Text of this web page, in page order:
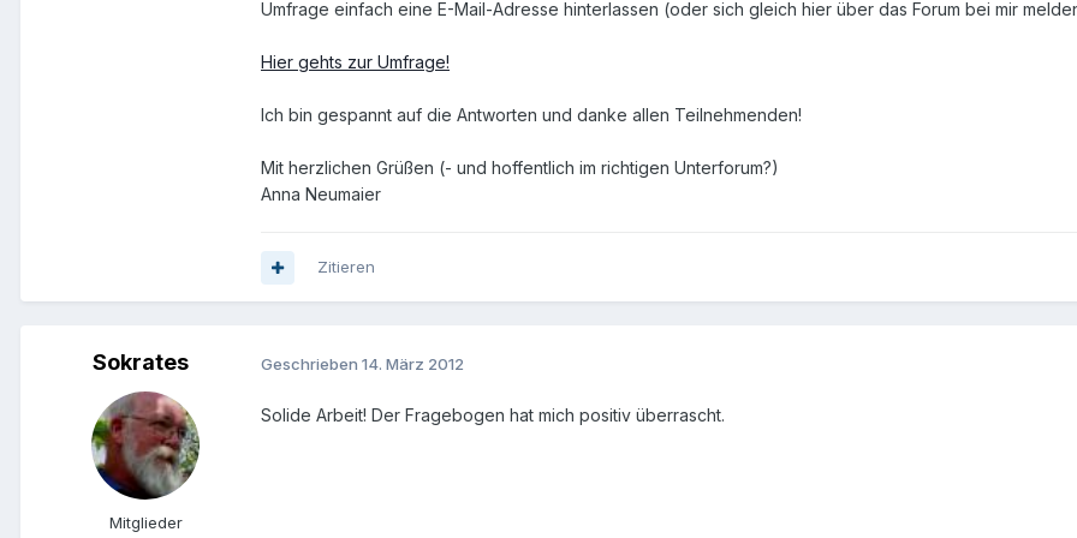
Umfrage einfach eine E-Mail-Adresse hinterlassen (oder sich gleich hier über das Forum bei mir
Hier gehts zur Umfrage!
Ich bin gespannt auf die Antworten und danke allen Teilnehmenden!
Mit herzlichen Grüßen (- und hoffentlich im richtigen Unterforum?)
Anna Neumaier
Zitieren
Sokrates
Mitglieder
Geschrieben 14. März 2012
Solide Arbeit! Der Fragebogen hat mich positiv überrascht.